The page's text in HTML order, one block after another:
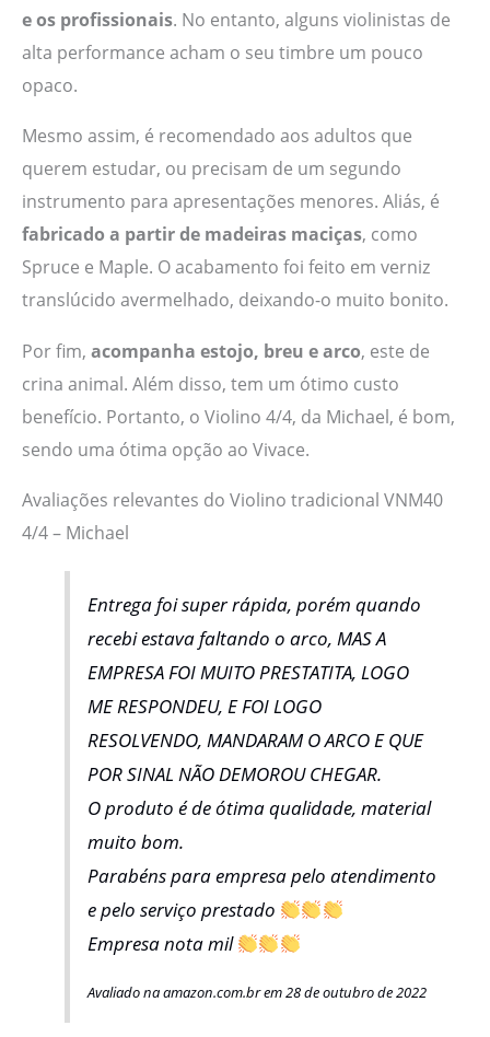
e os profissionais. No entanto, alguns violinistas de
alta performance acham o seu timbre um pouco
opaco.
Mesmo assim, é recomendado aos adultos que
querem estudar, ou precisam de um segundo
instrumento para apresentações menores. Aliás, é
fabricado a partir de madeiras maciças, como
Spruce e Maple. O acabamento foi feito em verniz
translúcido avermelhado, deixando-o muito bonito.
Por fim, acompanha estojo, breu e arco, este de
crina animal. Além disso, tem um ótimo custo
benefício. Portanto, o Violino 4/4, da Michael, é bom,
sendo uma ótima opção ao Vivace.
Avaliações relevantes do Violino tradicional VNM40
4/4 – Michael
Entrega foi super rápida, porém quando
recebi estava faltando o arco, MAS A
EMPRESA FOI MUITO PRESTATITA, LOGO
ME RESPONDEU, E FOI LOGO
RESOLVENDO, MANDARAM O ARCO E QUE
POR SINAL NÃO DEMOROU CHEGAR.
O produto é de ótima qualidade, material
muito bom.
Parabéns para empresa pelo atendimento
e pelo serviço prestado
Empresa nota mil
Avaliado na amazon.com.br em 28 de outubro de 2022